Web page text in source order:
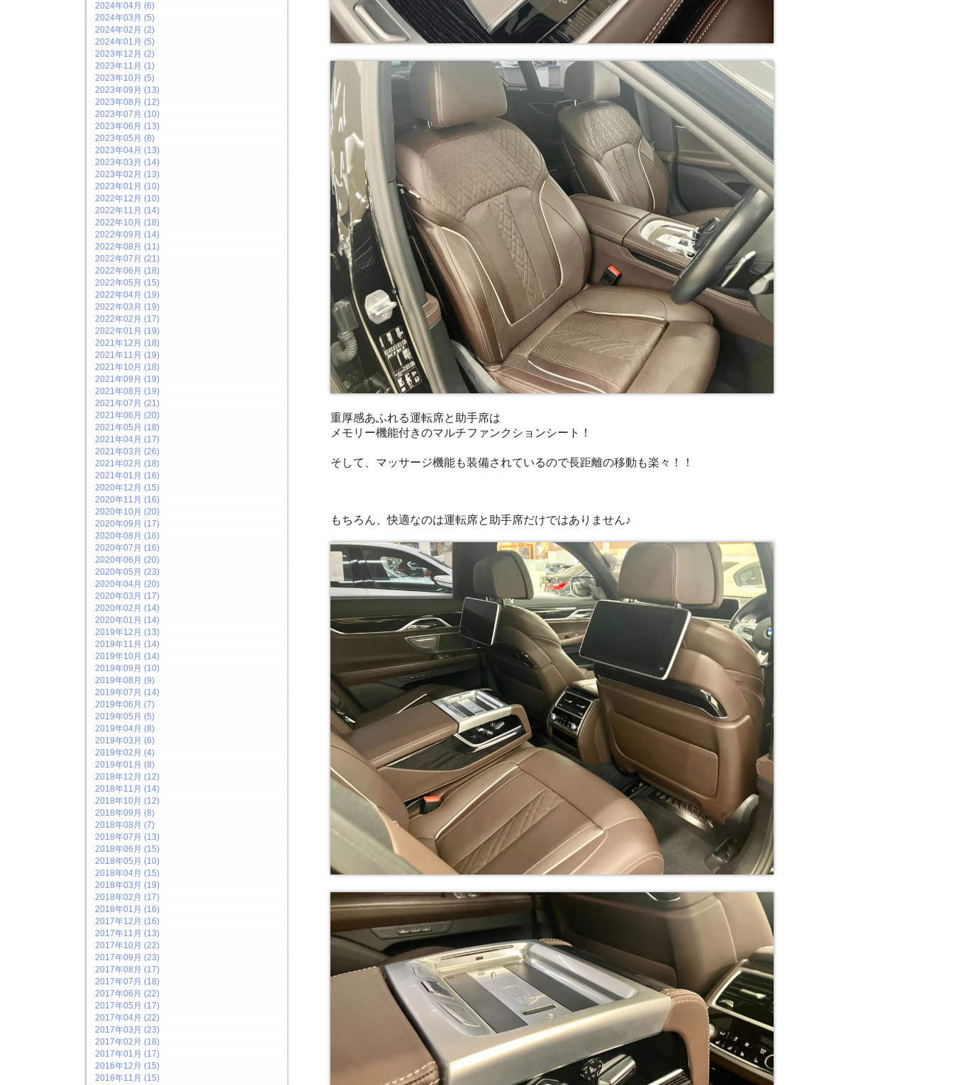
2024年04月 (6)
2024年03月 (5)
2024年02月 (2)
2024年01月 (5)
2023年12月 (2)
2023年11月 (1)
2023年10月 (5)
2023年09月 (13)
2023年08月 (12)
2023年07月 (10)
2023年06月 (13)
2023年05月 (8)
2023年04月 (13)
2023年03月 (14)
2023年02月 (13)
2023年01月 (10)
2022年12月 (10)
2022年11月 (14)
2022年10月 (18)
2022年09月 (14)
2022年08月 (11)
2022年07月 (21)
2022年06月 (18)
2022年05月 (15)
2022年04月 (19)
2022年03月 (19)
2022年02月 (17)
2022年01月 (19)
2021年12月 (18)
2021年11月 (19)
2021年10月 (18)
2021年09月 (19)
2021年08月 (19)
2021年07月 (21)
2021年06月 (20)
2021年05月 (18)
2021年04月 (17)
2021年03月 (26)
2021年02月 (18)
2021年01月 (16)
2020年12月 (15)
2020年11月 (16)
2020年10月 (20)
2020年09月 (17)
2020年08月 (16)
2020年07月 (16)
2020年06月 (20)
2020年05月 (23)
2020年04月 (20)
2020年03月 (17)
2020年02月 (14)
2020年01月 (14)
2019年12月 (13)
2019年11月 (14)
2019年10月 (14)
2019年09月 (10)
2019年08月 (9)
2019年07月 (14)
2019年06月 (7)
2019年05月 (5)
2019年04月 (8)
2019年03月 (6)
2019年02月 (4)
2019年01月 (8)
2018年12月 (12)
2018年11月 (14)
2018年10月 (12)
2018年09月 (8)
2018年08月 (7)
2018年07月 (13)
2018年06月 (15)
2018年05月 (10)
2018年04月 (15)
2018年03月 (19)
2018年02月 (17)
2018年01月 (16)
2017年12月 (16)
2017年11月 (13)
2017年10月 (22)
2017年09月 (23)
2017年08月 (17)
2017年07月 (18)
2017年06月 (22)
2017年05月 (17)
2017年04月 (22)
2017年03月 (23)
2017年02月 (18)
2017年01月 (17)
2016年12月 (15)
2016年11月 (15)
重厚感あふれる運転席と助手席は
メモリー機能付きのマルチファンクションシート！
そして、マッサージ機能も装備されているので長距離の移動も楽々！！
もちろん、快適なのは運転席と助手席だけではありません♪